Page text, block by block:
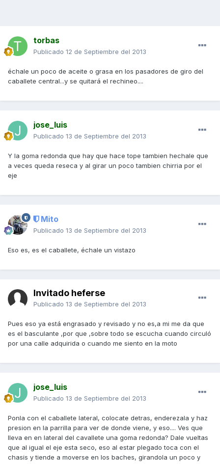
torbas
Publicado 12 de Septiembre del 2013
échale un poco de aceite o grasa en los pasadores de giro del
caballete central...y se quitará el rechineo....
jose_luis
Publicado 13 de Septiembre del 2013
Y la goma redonda que hay que hace tope tambien hechale que
a veces queda reseca y al girar un poco tambien chirria por el
eje
Mito
Publicado 13 de Septiembre del 2013
Eso es, es el caballete, échale un vistazo
Invitado heferse
Publicado 13 de Septiembre del 2013
Pues eso ya está engrasado y revisado y no es,a mi me da que
es el basculante ,por que ,sobre todo se escucha cuando circuló
por una calle adquirida o cuando me siento en la moto
jose_luis
Publicado 13 de Septiembre del 2013
Ponla con el caballete lateral, colocate detras, enderezala y haz
presion en la parrilla para ver de donde viene, y eso.... Ves que
lleva en en lateral del cavallete una goma redonda? Dale vueltas
que al igual el eje esta seco, eso al estar plegado toca con el
chasis y tiende a moverse en los baches, girandola un poco y